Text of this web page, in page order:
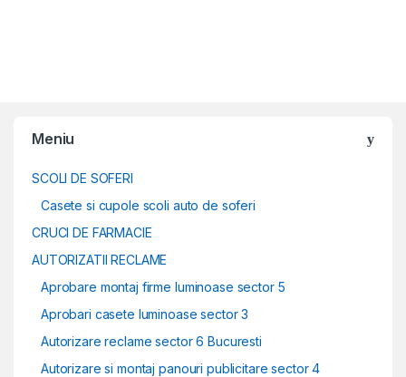
Meniu
SCOLI DE SOFERI
Casete si cupole scoli auto de soferi
CRUCI DE FARMACIE
AUTORIZATII RECLAME
Aprobare montaj firme luminoase sector 5
Aprobari casete luminoase sector 3
Autorizare reclame sector 6 Bucuresti
Autorizare si montaj panouri publicitare sector 4